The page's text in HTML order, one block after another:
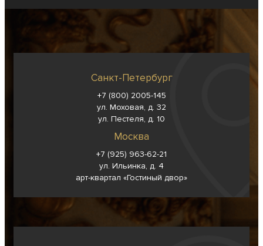
Санкт-Петербург
+7 (800) 2005-145
ул. Моховая, д. 32
ул. Пестеля, д. 10
Москва
+7 (925) 963-62-21
ул. Ильинка, д. 4
арт-квартал «Гостиный двор»